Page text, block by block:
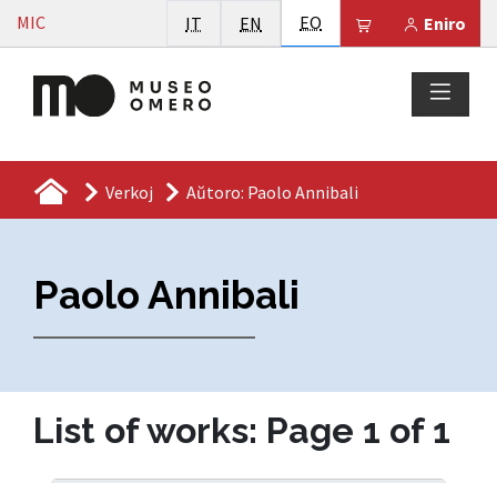
Vai al contenuto
MIC Eniro
Il tuo carrello
IT Italiano
EN English
EO Esperanto
Verkoj Aŭtoro: Paolo Annibali
Paolo Annibali
List of works: Page 1 of 1